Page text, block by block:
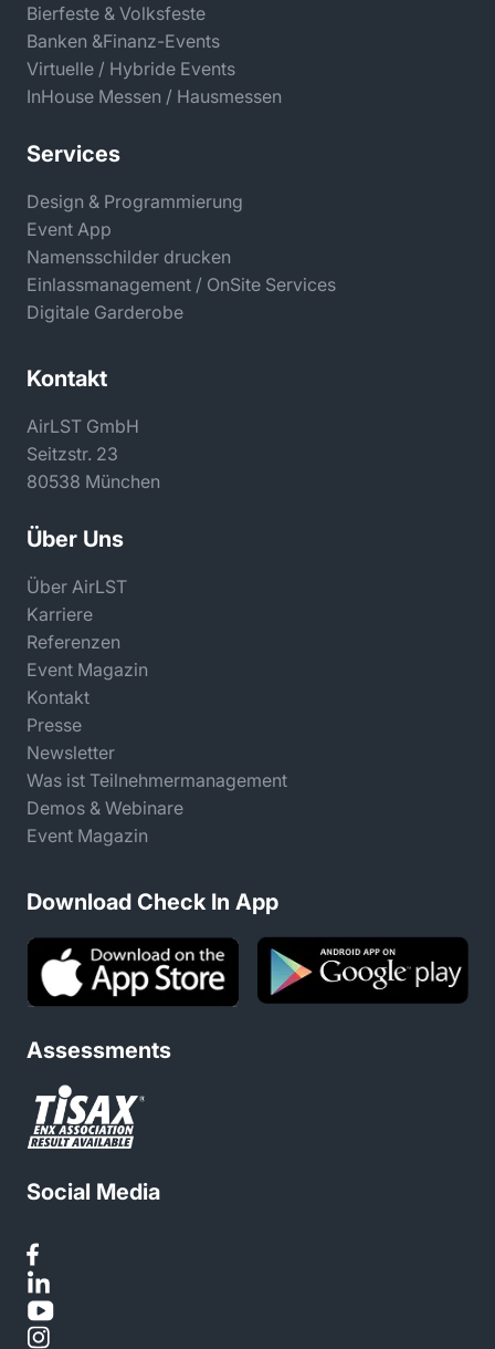
Bierfeste & Volksfeste
Banken &Finanz-Events
Virtuelle / Hybride Events
InHouse Messen / Hausmessen
Services
Design & Programmierung
Event App
Namensschilder drucken
Einlassmanagement / OnSite Services
Digitale Garderobe
Kontakt
AirLST GmbH
Seitzstr. 23
80538 München
Über Uns
Über AirLST
Karriere
Referenzen
Event Magazin
Kontakt
Presse
Newsletter
Was ist Teilnehmermanagement
Demos & Webinare
Event Magazin
Download Check In App
Assessments
Social Media